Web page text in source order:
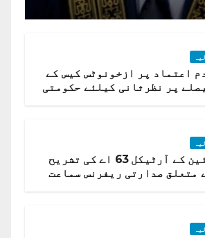
اعتماد پر ازخونوٹس کیس کے
پر نظرثانی کیلئے حکومتی
آئین کے آرٹیکل 63 اے کی تشریح
متعلق صدارتی ریفرنس سماعت